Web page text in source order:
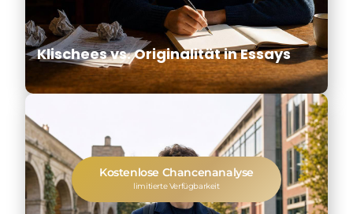
Kostenlose Chancenanalyse
limitierte Verfügbarkeit
Klischees vs. Originalität in Essays